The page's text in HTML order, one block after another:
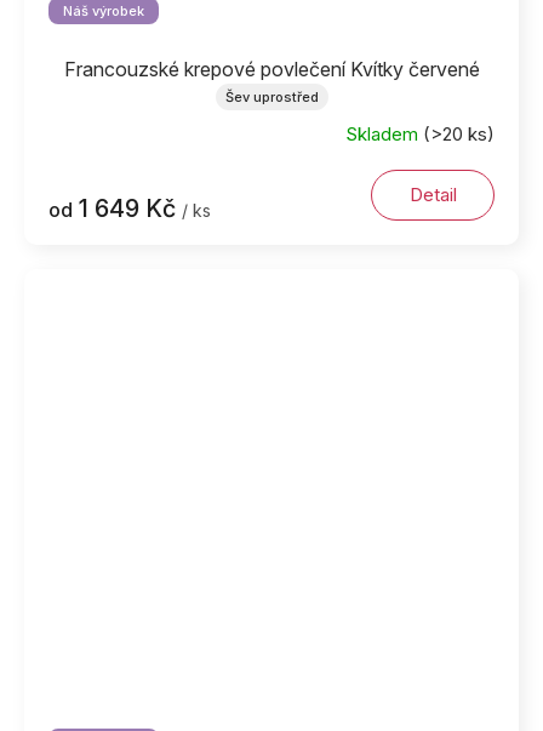
Náš výrobek
Francouzské krepové povlečení Kvítky červené
Šev uprostřed
Skladem (>20 ks)
od 1 649 Kč / ks
Detail